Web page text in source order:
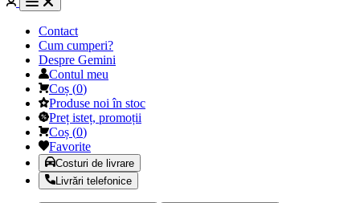
Contact
Cum cumperi?
Despre Gemini
Contul meu
Coș (0)
Produse noi în stoc
Preț isteț, promoții
Coș (0)
Favorite
Costuri de livrare
Livrări telefonice